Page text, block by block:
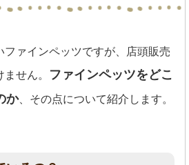
ファインペッツですが、店頭販売
せん。
ファインペッツをどこ
か、その点について紹介します。